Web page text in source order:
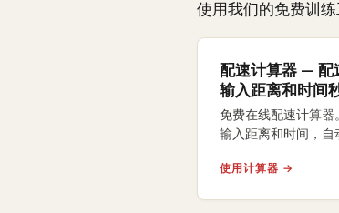
使用我们的免费训
配速计算器 — 配
输入距离和时间
免费在线配速计算器。
输入距离和时间，
支持5K、10K、半马、
使用计算器 →